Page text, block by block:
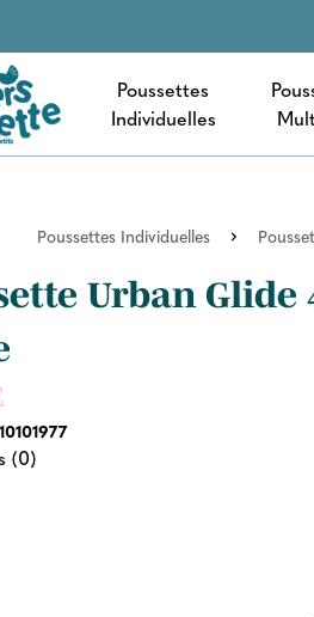
Poussettes
Individuelles
Poussettes Individuelles
Urban Glide
10101977
(0)